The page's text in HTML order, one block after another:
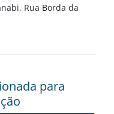
Rua Borda da
para